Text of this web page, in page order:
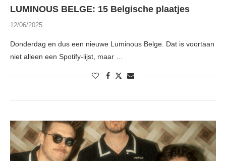
LUMINOUS BELGE: 15 Belgische plaatjes
12/06/2025
Donderdag en dus een nieuwe Luminous Belge. Dat is voortaan
niet alleen een Spotify-lijst, maar …